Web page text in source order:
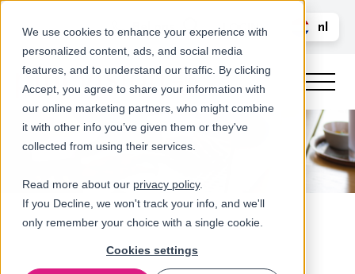
We use cookies to enhance your experience with
personalized content, ads, and social media
features, and to understand our traffic. By clicking
Accept, you agree to share your information with
our online marketing partners, who might combine
it with other info you’ve given them or they've
collected from using their services.
Read more about our privacy policy.
If you Decline, we won't track your info, and we'll
only remember your choice with a single cookie.
Cookies settings
Bel ons LOGIN
nl